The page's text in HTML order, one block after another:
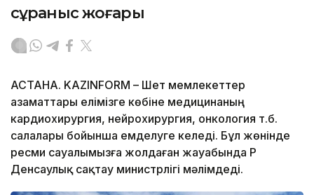
сұраныс жоғары
АСТАНА. KAZINFORM – Шет мемлекеттер
азаматтары елімізге көбіне медицинаның
кардиохирургия, нейрохирургия, онкология т.б.
салалары бойынша емделуге келеді. Бұл жөнінде
ресми сауалымызға жолдаған жауабында ҚР
Денсаулық сақтау министрлігі мәлімдеді.